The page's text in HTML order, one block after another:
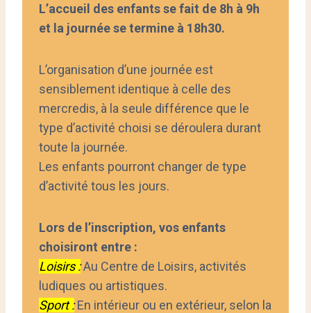
L’accueil des enfants se fait de 8h à 9h
et la journée se termine à 18h30.
L’organisation d’une journée est
sensiblement identique à celle des
mercredis, à la seule différence que le
type d’activité choisi se déroulera durant
toute la journée.
Les enfants pourront changer de type
d’activité tous les jours.
Lors de l’inscription, vos enfants
choisiront entre :
Loisirs :Au Centre de Loisirs, activités
ludiques ou artistiques.
Sport :En intérieur ou en extérieur, selon la